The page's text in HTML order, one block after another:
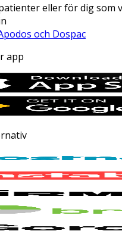
eller för dig som
och Dospac
app